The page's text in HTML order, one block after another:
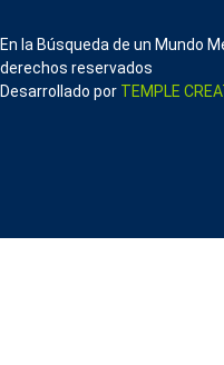
En la Búsqueda de un Mundo
derechos reservados
Desarrollado por TEMPLE